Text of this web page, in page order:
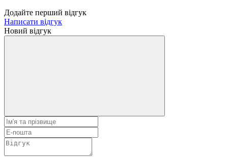
Додайте перший відгук
Написати відгук
Новий відгук